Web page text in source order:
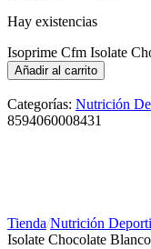
Hay existencias
Isoprime Cfm Isolate
Añadir al carrito
Categorías: Nutrición
8594060008431
Tienda/Nutrición
Isolate Chocolate